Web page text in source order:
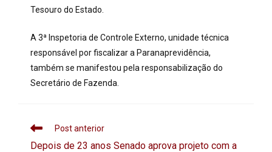
Tesouro do Estado.
A 3ª Inspetoria de Controle Externo, unidade técnica
responsável por fiscalizar a Paranaprevidência,
também se manifestou pela responsabilização do
Secretário de Fazenda.
Post anterior
Depois de 23 anos Senado aprova projeto com a